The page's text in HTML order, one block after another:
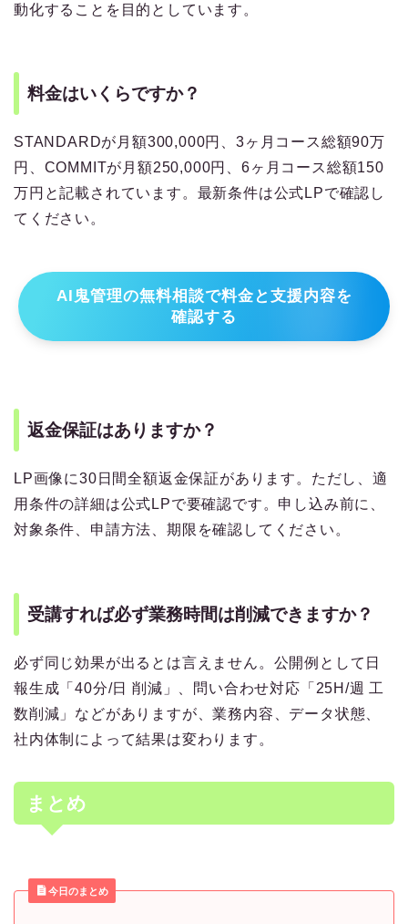
動化することを目的としています。
料金はいくらですか？
STANDARDが月額300,000円、3ヶ月コース総額90万
円、COMMITが月額250,000円、6ヶ月コース総額150
万円と記載されています。最新条件は公式LPで確認し
てください。
AI鬼管理の無料相談で料金と支援内容を
確認する
返金保証はありますか？
LP画像に30日間全額返金保証があります。ただし、適
用条件の詳細は公式LPで要確認です。申し込み前に、
対象条件、申請方法、期限を確認してください。
受講すれば必ず業務時間は削減できますか？
必ず同じ効果が出るとは言えません。公開例として日
報生成「40分/日 削減」、問い合わせ対応「25H/週 工
数削減」などがありますが、業務内容、データ状態、
社内体制によって結果は変わります。
まとめ
今日のまとめ